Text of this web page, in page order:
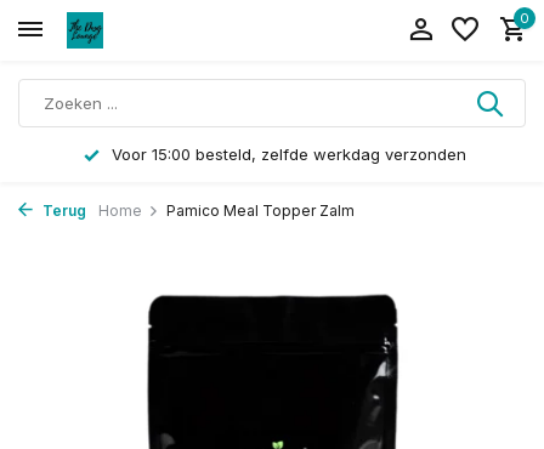
0
Voor 15:00 besteld, zelfde werkdag verzonden
Terug Home Pamico Meal Topper Zalm